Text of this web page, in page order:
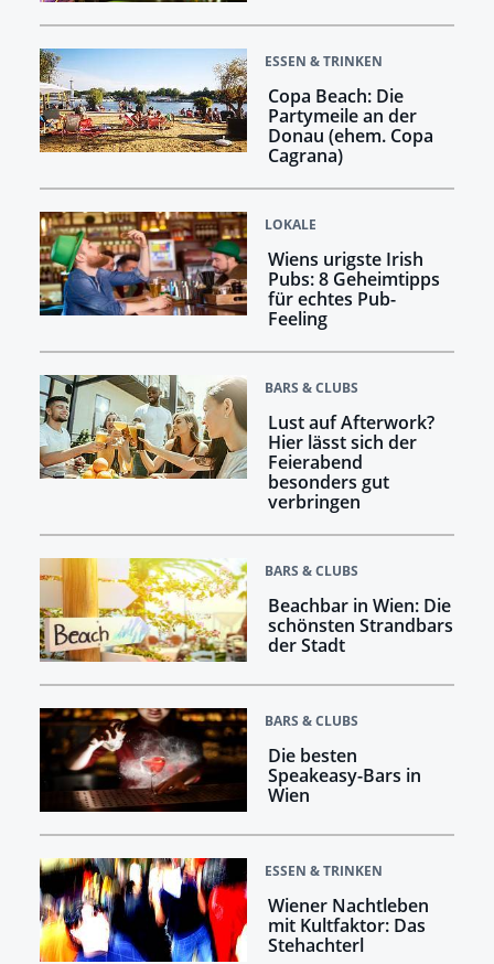
ESSEN & TRINKEN
Copa Beach: Die
Partymeile an der
Donau (ehem. Copa
Cagrana)
LOKALE
Wiens urigste Irish
Pubs: 8 Geheimtipps
für echtes Pub-
Feeling
BARS & CLUBS
Lust auf Afterwork?
Hier lässt sich der
Feierabend
besonders gut
verbringen
BARS & CLUBS
Beachbar in Wien: Die
schönsten Strandbars
der Stadt
BARS & CLUBS
Die besten
Speakeasy-Bars in
Wien
ESSEN & TRINKEN
Wiener Nachtleben
mit Kultfaktor: Das
Stehachterl